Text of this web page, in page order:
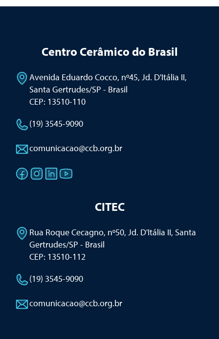
Centro Cerâmico do Brasil
Avenida Eduardo Cocco, nº45, Jd. D'Itália II,
Santa Gertrudes/SP - Brasil
CEP: 13510-110
(19) 3545-9090
comunicacao@ccb.org.br
CITEC
Rua Roque Cecagno, nº50, Jd. D'Itália II, Santa
Gertrudes/SP - Brasil
CEP: 13510-112
(19) 3545-9090
comunicacao@ccb.org.br